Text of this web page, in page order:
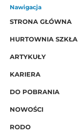
Nawigacja
STRONA GŁÓWNA
HURTOWNIA SZKŁA
ARTYKUŁY
KARIERA
DO POBRANIA
NOWOŚCI
RODO